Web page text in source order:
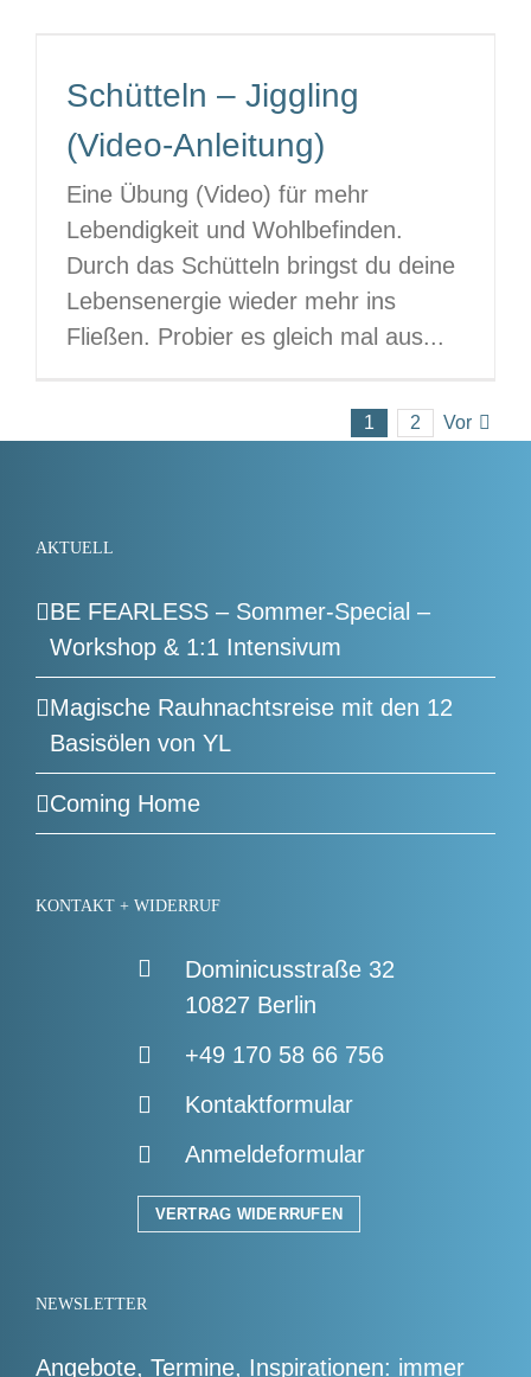
Schütteln – Jiggling
(Video-Anleitung)
Eine Übung (Video) für mehr
Lebendigkeit und Wohlbefinden.
Durch das Schütteln bringst du deine
Lebensenergie wieder mehr ins
Fließen. Probier es gleich mal aus...
1 2 Vor
AKTUELL
BE FEARLESS – Sommer-Special –
Workshop & 1:1 Intensivum
Magische Rauhnachtsreise mit den 12
Basisölen von YL
Coming Home
KONTAKT + WIDERRUF
Dominicusstraße 32
10827 Berlin
+49 170 58 66 756
Kontaktformular
Anmeldeformular
VERTRAG WIDERRUFEN
NEWSLETTER
Angebote, Termine, Inspirationen: immer